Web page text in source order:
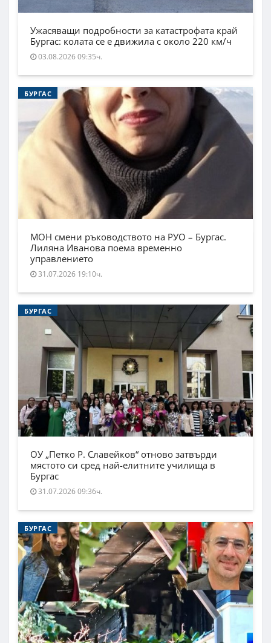
Ужасяващи подробности за катастрофата край
Бургас: колата се е движила с около 220 км/ч
03.08.2026 09:35ч.
БУРГАС
МОН смени ръководството на РУО – Бургас.
Лиляна Иванова поема временно
управлението
31.07.2026 19:10ч.
БУРГАС
ОУ „Петко Р. Славейков“ отново затвърди
мястото си сред най-елитните училища в
Бургас
31.07.2026 09:36ч.
БУРГАС